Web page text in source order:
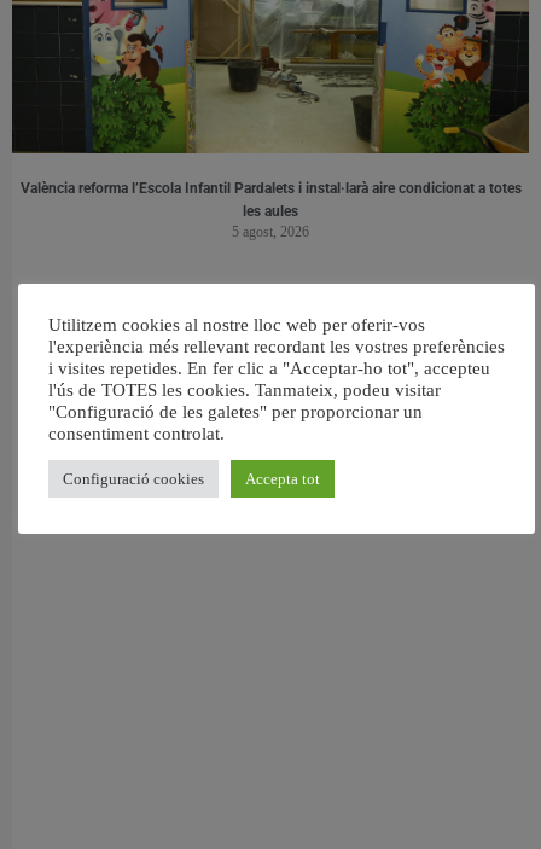
València reforma l’Escola Infantil Pardalets i instal·larà aire condicionat a totes
les aules
5 agost, 2026
Utilitzem cookies al nostre lloc web per oferir-vos
l'experiència més rellevant recordant les vostres preferències
i visites repetides. En fer clic a "Acceptar-ho tot", accepteu
l'ús de TOTES les cookies. Tanmateix, podeu visitar
"Configuració de les galetes" per proporcionar un
consentiment controlat.
Configuració cookies Accepta tot